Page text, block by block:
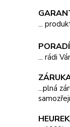
...
... rádi
...plná